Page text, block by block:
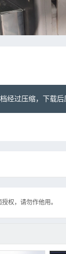
经过压缩，下载后
权，请勿作他用。